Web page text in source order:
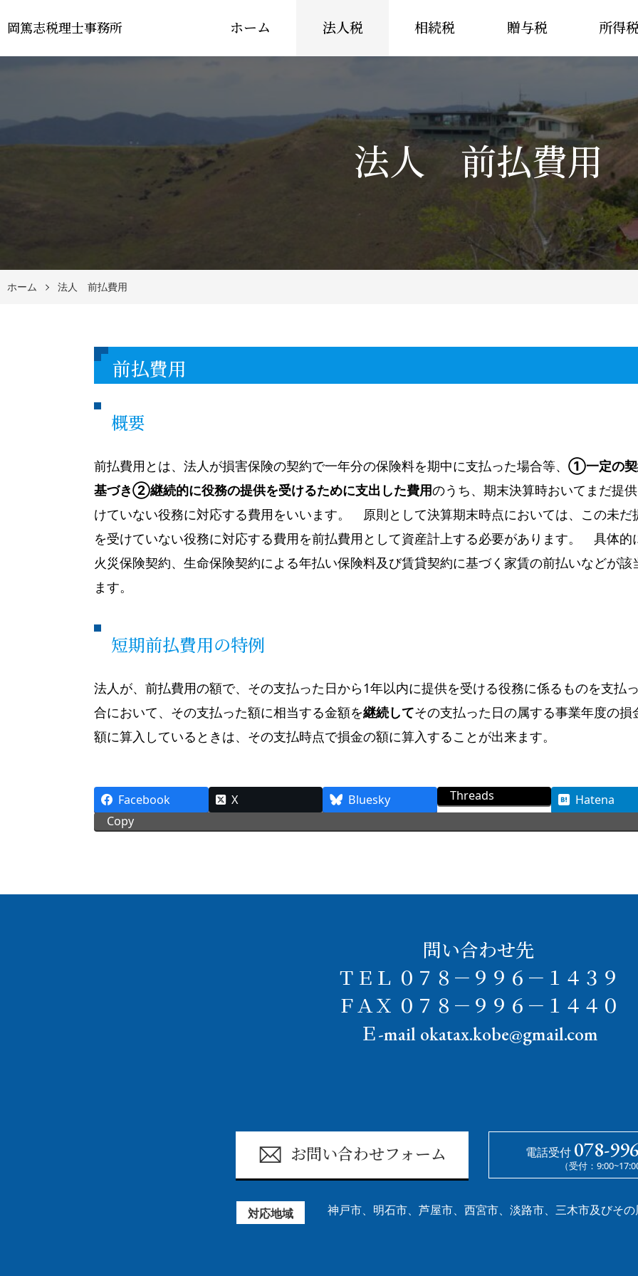
岡篤志税理士事務所 ホーム 法人税 相続税 贈与税 所得
法人 前払費用
ホーム 法人 前払費用
前払費用
概要
前払費用とは、法人が損害保険の契約で一年分の保険料を期中に支払った場合等、 ①一定の契
基づき➁継続的に役務の提供を受けるために支出した費用のうち、期末決算時おいてまだ提
けていない役務に対応する費用をいいます。 原則として決算期末時点においては、この未だ
を受けていない役務に対応する費用を前払費用として資産計上する必要があります。 具体的
火災保険契約、生命保険契約による年払い保険料及び賃貸契約に基づく家賃の前払いなどが該
ます。
短期前払費用の特例
法人が、前払費用の額で、その支払った日から1年以内に提供を受ける役務に係るものを支払
合において、その支払った額に相当する金額を継続してその支払った日の属する事業年度の損
額に算入しているときは、その支払時点で損金の額に算入することが出来ます。
Facebook X Bluesky Threads
Hatena
Copy
問い合わせ先
ＴＥＬ ０７８－９９６－１４３９
ＦＡＸ ０７８－９９６－１４４０
Ｅ-mail okatax.kobe@gmail.com
お問い合わせフォーム 電話受付 078-
（受付：
対応地域 神戸市、明石市、芦屋市、西宮市、淡路市、三木市及びそ